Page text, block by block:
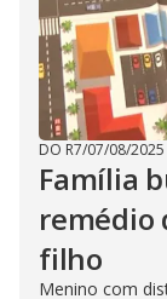
DO R7/07/08/2025
Família
remédio
filho
Menino com